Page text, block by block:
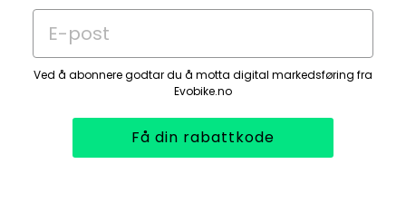
E-post
Ved å abonnere godtar du å motta digital markedsføring fra
Evobike.no
Få din rabattkode